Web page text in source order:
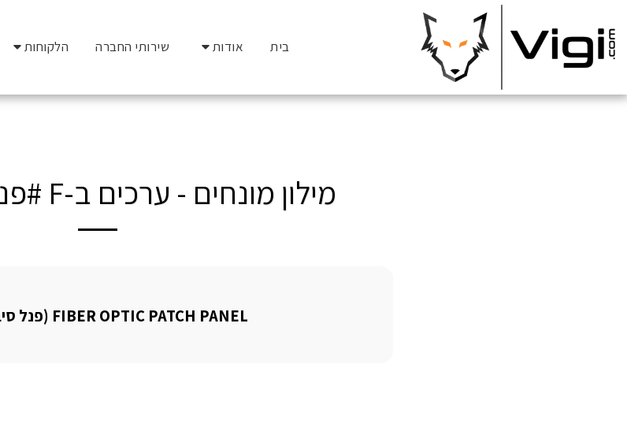
בית אודות שירותי החברה הלקוחות
מילון מונחים - ערכים ב-F #פנל סיב אופטי
FIBER OPTIC PATCH PANEL (פנל סיב אופטי)